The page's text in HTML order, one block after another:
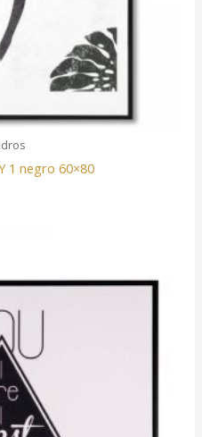
1 negro 60×80